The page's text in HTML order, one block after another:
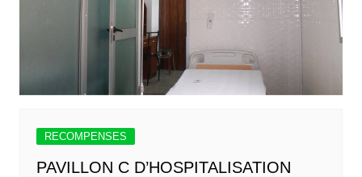
RECOMPENSES
PAVILLON C D’HOSPITALISATION